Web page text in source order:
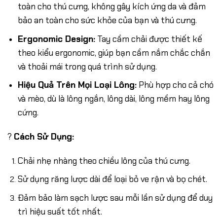
toàn cho thú cưng, không gây kích ứng da và đảm
bảo an toàn cho sức khỏe của bạn và thú cưng.
Ergonomic Design:Tay cầm chải được thiết kế
theo kiểu ergonomic, giúp bạn cầm nắm chắc chắn
và thoải mái trong quá trình sử dụng.
Hiệu Quả Trên Mọi Loại Lông:Phù hợp cho cả chó
và mèo, dù là lông ngắn, lông dài, lông mềm hay lông
cứng.
? Cách Sử Dụng:
Chải nhẹ nhàng theo chiều lông của thú cưng.
Sử dụng răng lược dài để loại bỏ ve rận và bọ chét.
Đảm bảo làm sạch lược sau mỗi lần sử dụng để duy
trì hiệu suất tốt nhất.